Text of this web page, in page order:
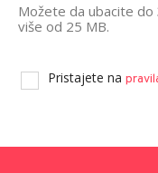
Možete da ubacite
više od 25 MB.
Pristajete na